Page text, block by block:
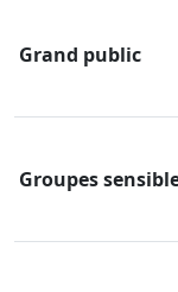
Grand public
Groupes